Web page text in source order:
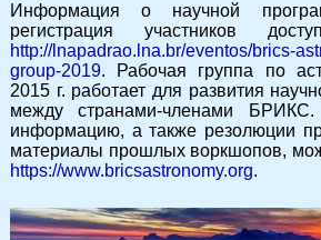
Информация о научной
регистрация участников
http://lnapadrao.lna.br/eventos/brics-
group-2019. Рабочая группа по
2015 г. работает для развития
между странами-членами
информацию, а также резолюции
материалы прошлых воркшопов,
https://www.bricsastronomy.org.